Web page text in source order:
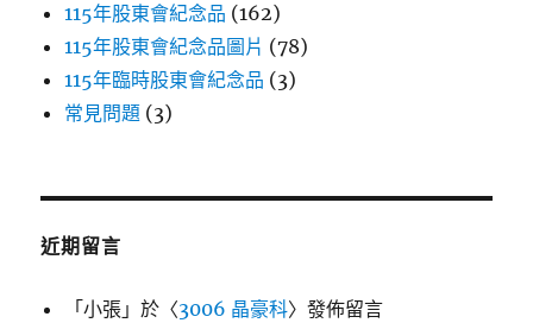
115年股東會紀念品 (162)
115年股東會紀念品圖片 (78)
115年臨時股東會紀念品 (3)
常見問題 (3)
近期留言
「小張 」於〈3006 晶豪科〉發佈留言